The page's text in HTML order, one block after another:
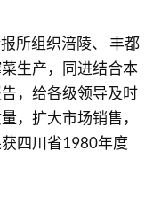
所组织涪陵、 丰都
生产，同进结合本
，给各级领导及时
，扩大市场销售，
四川省1980年度